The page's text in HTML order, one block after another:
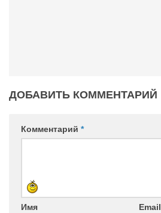
ДОБАВИТЬ КОММЕНТАРИЙ
Комментарий *
Имя Email